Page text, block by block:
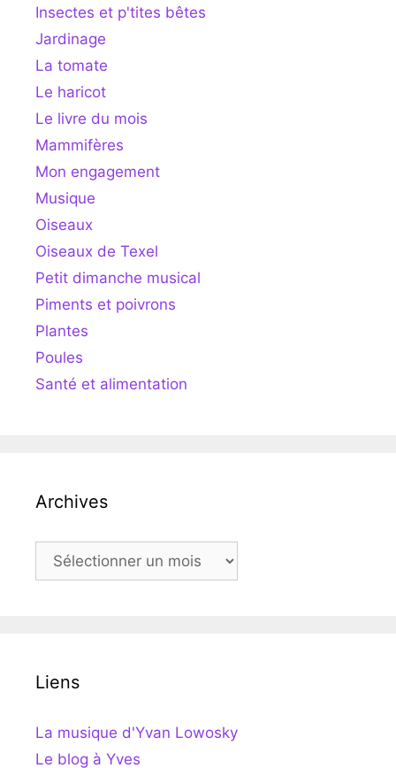
Insectes et p'tites bêtes
Jardinage
La tomate
Le haricot
Le livre du mois
Mammifères
Mon engagement
Musique
Oiseaux
Oiseaux de Texel
Petit dimanche musical
Piments et poivrons
Plantes
Poules
Santé et alimentation
Archives
Archives
Liens
La musique d'Yvan Lowosky
Le blog à Yves